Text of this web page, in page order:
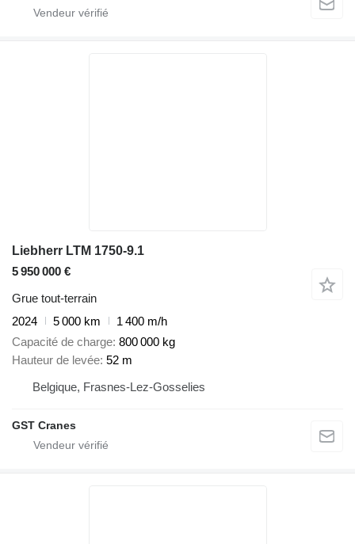
Liebherr LTM 1750-9.1
5 950 000 €
Grue tout-terrain
2024
5 000 km
1 400 m/h
Capacité de charge 800 000 kg
Hauteur de levée 52 m
Belgique, Frasnes-Lez-Gosselies
GST Cranes